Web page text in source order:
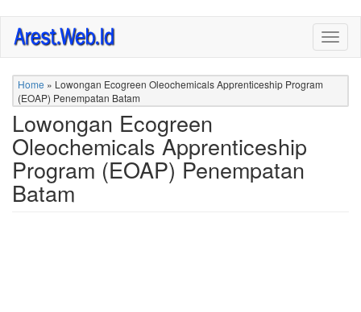
Skip
main
content
Home » Lowongan Ecogreen Oleochemicals Apprenticeship Program
(EOAP) Penempatan Batam
Lowongan Ecogreen
Oleochemicals Apprenticeship
Program (EOAP) Penempatan
Batam